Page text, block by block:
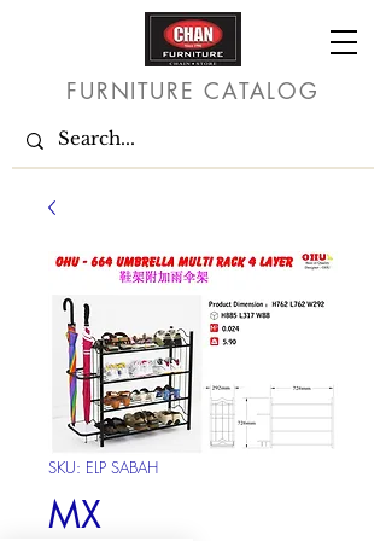
FURNITURE CATALOG
SKU: ELP SABAH
MX